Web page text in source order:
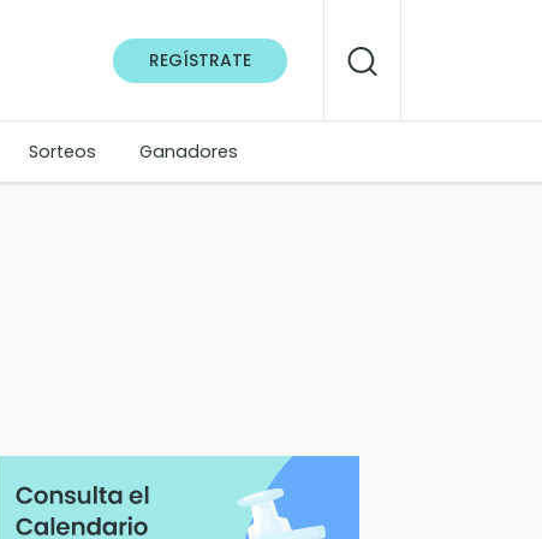
REGÍSTRATE
Sorteos Ganadores